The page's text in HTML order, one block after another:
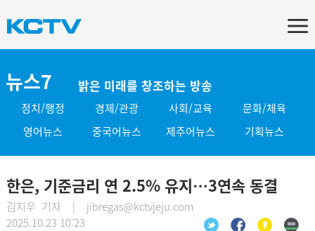
뉴스7 밝은 미래를 창조하는 방송
정치/행정 경제/관광 사회/교육
문화/체육
영어뉴스
중국어뉴스 제주어뉴스 기획뉴스
한은, 기준금리 연 2.5% 유지…3연속 동결
김지우 기자 | jibregas@kctvjeju.com
2025.10.23 10:23